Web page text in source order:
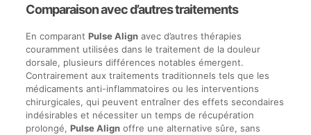
Comparaison avec d’autres traitements
En comparant Pulse Alignavec d’autres thérapies
couramment utilisées dans le traitement de la douleur
dorsale, plusieurs différences notables émergent.
Contrairement aux traitements traditionnels tels que les
médicaments anti-inflammatoires ou les interventions
chirurgicales, qui peuvent entraîner des effets secondaires
indésirables et nécessiter un temps de récupération
prolongé, Pulse Alignoffre une alternative sûre, sans